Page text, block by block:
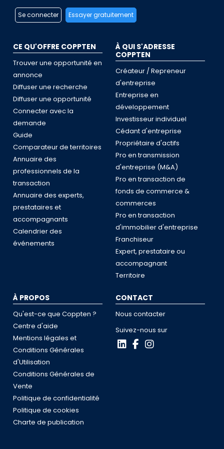
Se connecter Essayer gratuitement
CE QU'OFFRE COPPTEN
Trouver une opportunité en
annonce
Diffuser une recherche
Diffuser une opportunité
Connecter avec la
demande
Guide
Comparateur de territoires
Annuaire des
professionnels de la
transaction
Annuaire des experts,
prestataires et
accompagnants
Calendrier des
événements
À QUI S'ADRESSE
COPPTEN
Créateur / Repreneur
d'entreprise
Entreprise en
développement
Investisseur individuel
Cédant d'entreprise
Propriétaire d'actifs
Pro en transmission
d'entreprise (M&A)
Pro en transaction de
fonds de commerce &
commerces
Pro en transaction
d'immobilier d'entreprise
Franchiseur
Expert, prestataire ou
accompagnant
Territoire
À PROPOS
Qu'est-ce que Coppten ?
Centre d'aide
Mentions légales et
Conditions Générales
d'Utilisation
Conditions Générales de
Vente
Politique de confidentialité
Politique de cookies
Charte de publication
CONTACT
Nous contacter
Suivez-nous sur